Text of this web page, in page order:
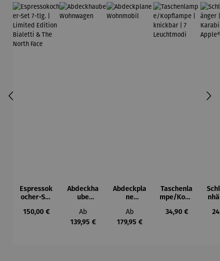
Espressok
ocher-Set
Limited
Regulärer Preis:
150,00 €
Abdeckha
ube
en
Regulärer Preis:
Ab
139,95 €
Abdeckpla
ne
l
Regulärer Preis:
Ab
179,95 €
Taschenla
mpe/Kopfl
knickbar |
Regulärer Preis:
34,90 €
|